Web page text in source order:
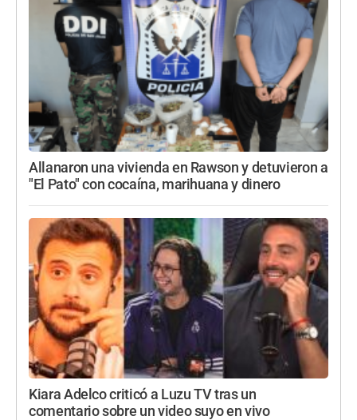
Allanaron una vivienda en Rawson y detuvieron a
"El Pato" con cocaína, marihuana y dinero
Kiara Adelco criticó a Luzu TV tras un
comentario sobre un video suyo en vivo